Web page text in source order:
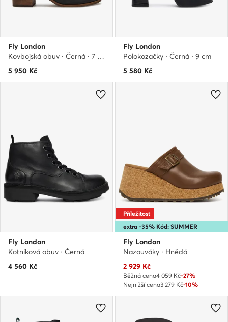
Fly London
Kovbojská obuv · Černá · 7 cm
5 950 Kč
Fly London
Polokozačky · Černá · 9 cm
5 580 Kč
Fly London
Kotníková obuv · Černá
4 560 Kč
extra -35% Kód: SUMMER
Příležitost
Fly London
Nazouváky · Hnědá
Aktuální cena
2 929 Kč
Běžná cena4 059 Kč-27%
Nejnižší cena3 279 Kč-10%